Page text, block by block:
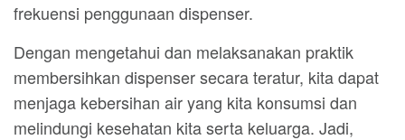
frekuensi penggunaan dispenser.
Dengan mengetahui dan melaksanakan praktik
membersihkan dispenser secara teratur, kita dapat
menjaga kebersihan air yang kita konsumsi dan
melindungi kesehatan kita serta keluarga. Jadi,